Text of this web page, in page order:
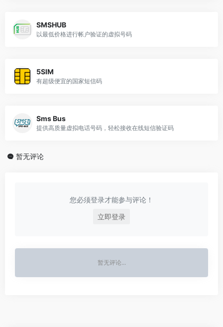
SMSHUB
以最低价格进行帐户验证的虚拟号码
5SIM
有超级便宜的国家短信码
Sms Bus
提供高质量虚拟电话号码，轻松接收在线短信验证码
暂无评论
您必须登录才能参与评论！
立即登录
暂无评论...